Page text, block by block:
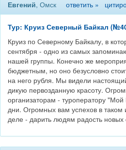
Евгений, Омск ответить »
Тур: Круиз Северный Байкал
Круиз по Северному Байкалу, в
сентября - одно из самых
нашей группы. Конечно же
бюджетным, но оно безусловно
на него рубля. Мы видели
дикую первозданную красоту.
организаторам - туроператору
дни. Огромных вам успехов в
деле - дарить людям радость новых